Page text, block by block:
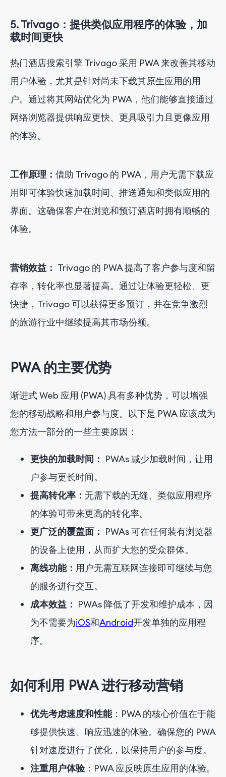
5.Trivago：提供类似应用程序的体验，加
载时间更快
热门酒店搜索引擎 Trivago 采用 PWA 来改善其移动
用户体验，尤其是针对尚未下载其原生应用的用
户。通过将其网站优化为 PWA，他们能够直接通过
网络浏览器提供响应更快、更具吸引力且更像应用
的体验。
工作原理： 借助 Trivago 的 PWA，用户无需下载应
用即可体验快速加载时间、推送通知和类似应用的
界面。这确保客户在浏览和预订酒店时拥有顺畅的
体验。
营销效益： Trivago 的 PWA 提高了客户参与度和留
存率，转化率也显著提高。通过让体验更轻松、更
快捷，Trivago 可以获得更多预订，并在竞争激烈
的旅游行业中继续提高其市场份额。
PWA 的主要优势
渐进式 Web 应用 (PWA) 具有多种优势，可以增强
您的移动战略和用户参与度。以下是 PWA 应该成为
您方法一部分的一些主要原因：
更快的加载时间： PWAs 减少加载时间，让用
户参与更长时间。
提高转化率： 无需下载的无缝、类似应用程序
的体验可带来更高的转化率。
更广泛的覆盖面： PWAs 可在任何装有浏览器
的设备上使用，从而扩大您的受众群体。
离线功能： 用户无需互联网连接即可继续与您
的服务进行交互。
成本效益： PWAs 降低了开发和维护成本，因
为不需要为iOS和Android开发单独的应用程
序。
如何利用 PWA 进行移动营销
优先考虑速度和性能：PWA 的核心价值在于能
够提供快速、响应迅速的体验。确保您的 PWA
针对速度进行了优化，以保持用户的参与度。
注重用户体验：PWA 应反映原生应用的体验。